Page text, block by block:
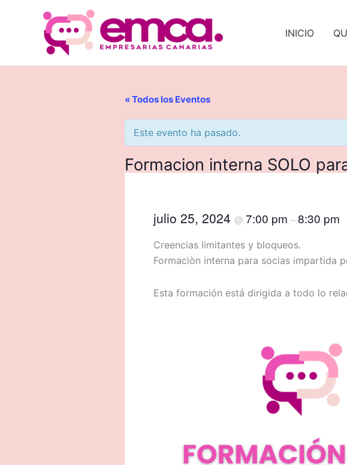
contenido
INICIO
« Todos los Eventos
Este evento ha pasado.
Formacion interna SOLO
julio 25, 2024 @ 7:00 pm –8:30 pm
Creencias limitantes y bloqueos.
Formaciòn interna para socias impartida
Esta formación está dirigida a todo lo